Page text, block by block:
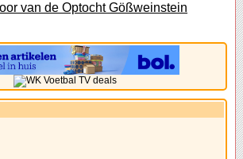
van de Optocht Gößweinstein